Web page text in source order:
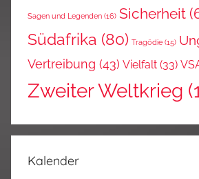
Sagen und Legenden (16) Sicherheit
Südafrika (80) Tragödie (15)
Vertreibung (43) Vielfalt (33)
Zweiter Weltkrieg
Kalender